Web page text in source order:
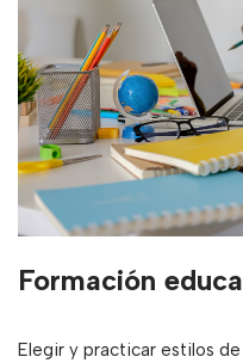
Formación
Elegir y practicar estilos